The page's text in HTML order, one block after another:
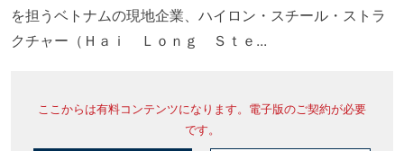
を担うベトナムの現地企業、ハイロン・スチール・ストラ
クチャー（Ｈａｉ Ｌｏｎｇ Ｓｔｅ...
ここからは有料コンテンツになります。電子版のご契約が必要
です。